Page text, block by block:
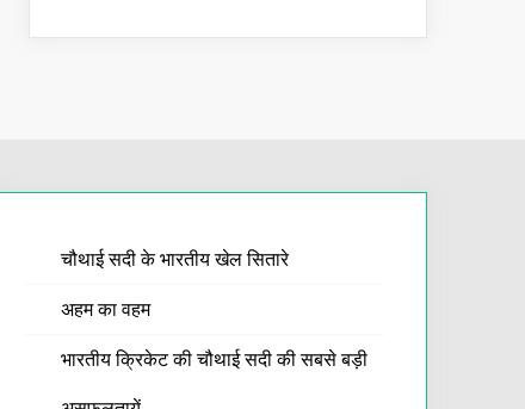
चौथाई सदी के भारतीय खेल सितारे
अहम का वहम
भारतीय क्रिकेट की चौथाई सदी की सबसे बड़ी